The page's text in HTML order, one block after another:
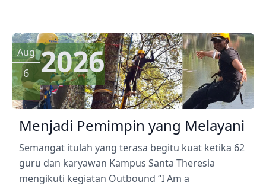
Aug
6 2026
Menjadi Pemimpin yang Melayani
Semangat itulah yang terasa begitu kuat ketika 62
guru dan karyawan Kampus Santa Theresia
mengikuti kegiatan Outbound “I Am a